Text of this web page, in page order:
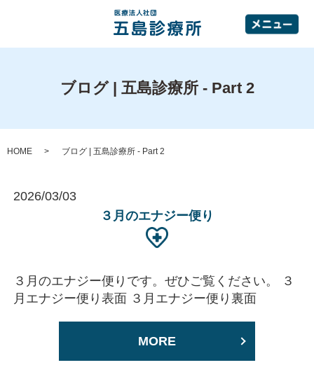
ブログ | 五島診療所 - Part 2
HOME ブログ | 五島診療所 - Part 2
2026/03/03
３月のエナジー便り
３月のエナジー便りです。ぜひご覧ください。 ３
月エナジー便り表面 ３月エナジー便り裏面
MORE